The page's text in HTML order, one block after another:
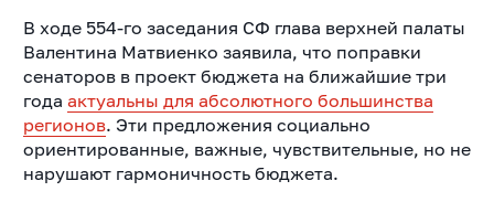
В ходе 554-го заседания СФ глава верхней палаты
Валентина Матвиенко заявила, что поправки
сенаторов в проект бюджета на ближайшие три
года актуальны для абсолютного большинства
регионов. Эти предложения социально
ориентированные, важные, чувствительные, но не
нарушают гармоничность бюджета.